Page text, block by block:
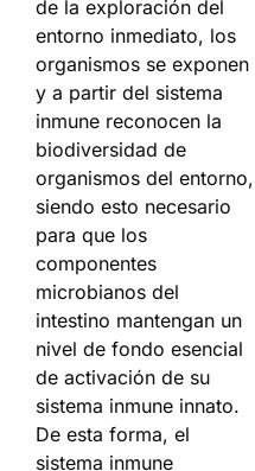
de la exploración del
entorno inmediato, los
organismos se exponen
y a partir del sistema
inmune reconocen la
biodiversidad de
organismos del entorno,
siendo esto necesario
para que los
componentes
microbianos del
intestino mantengan un
nivel de fondo esencial
de activación de su
sistema inmune innato.
De esta forma, el
sistema inmune